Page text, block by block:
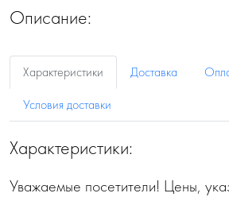
Описание:
Характеристики Доставка
Условия доставки
Характеристики:
Уважаемые посетители! Цены,